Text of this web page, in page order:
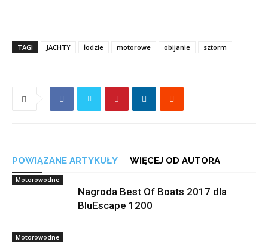
TAGI JACHTY łodzie motorowe obijanie sztorm
POWIĄZANE ARTYKUŁY WIĘCEJ OD AUTORA
Motorowodne
Nagroda Best Of Boats 2017 dla
BluEscape 1200
Motorowodne